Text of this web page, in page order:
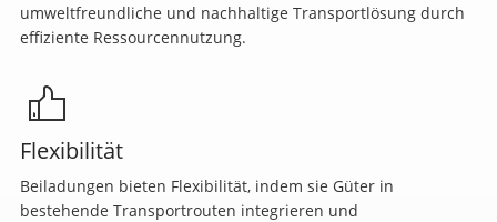
umweltfreundliche und nachhaltige Transportlösung durch
effiziente Ressourcennutzung.
Flexibilität
Beiladungen bieten Flexibilität, indem sie Güter in
bestehende Transportrouten integrieren und